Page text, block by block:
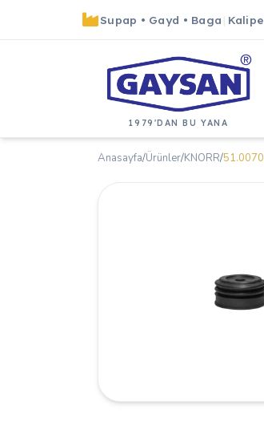
Supap • Gayd • Baga
1979'DAN BU YANA
Anasayfa/Ürünler/KNORR/